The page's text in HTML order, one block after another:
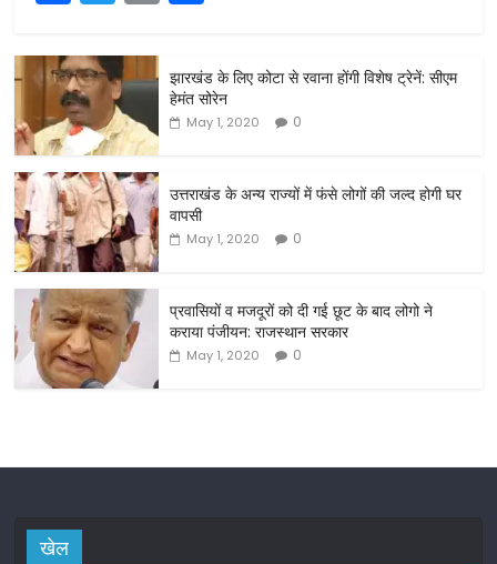
a
c
e
b
o
o
k
w
itt
er
m
ar
e
झारखंड के लिए कोटा से रवाना होंगी विशेष ट्रेनें: सीएम
हेमंत सोरेन
May 1, 2020 0
उत्तराखंड के अन्य राज्यों में फंसे लोगों की जल्द होगी घर
वापसी
May 1, 2020 0
प्रवासियों व मजदूरों को दी गई छूट के बाद लोगो ने
कराया पंजीयन: राजस्थान सरकार
May 1, 2020 0
खेल